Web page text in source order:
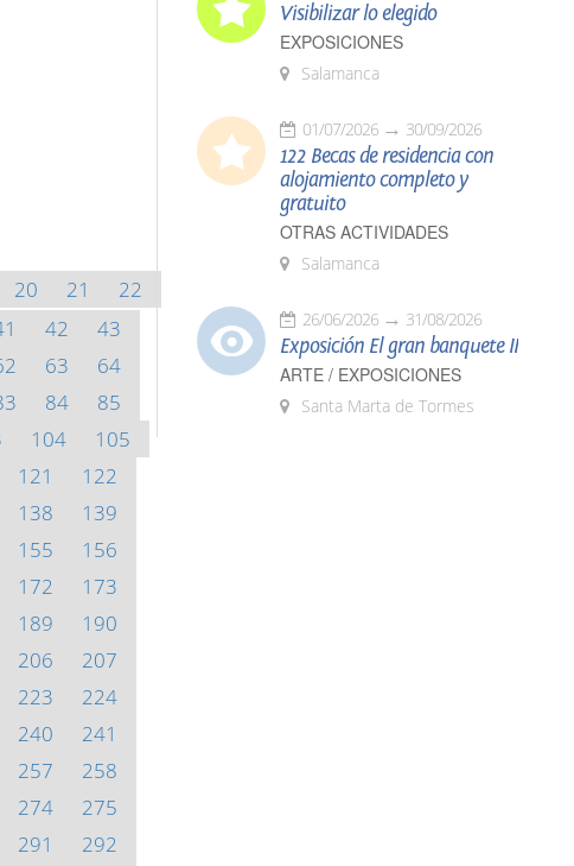
20 21
22
42
43
63
64
84
85
104
105
121
122
138
139
155
156
172
173
189
190
206
207
223
224
240
241
257
258
274
275
291 292
Visibilizar lo elegido
EXPOSICIONES
Salamanca
01/07/2026 30/09/2026
122 Becas de residencia con
alojamiento completo y
gratuito
OTRAS ACTIVIDADES
Salamanca
26/06/2026 31/08/2026
Exposición El gran banquete II
ARTE / EXPOSICIONES
Santa Marta de Tormes